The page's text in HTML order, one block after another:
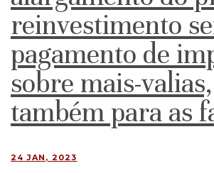
reinvestimento
pagamento de
sobre mais-valias,
também para as
24 JAN, 2023